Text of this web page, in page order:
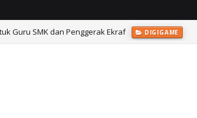
Guru SMK dan Penggerak Ekraf DIGIGAME